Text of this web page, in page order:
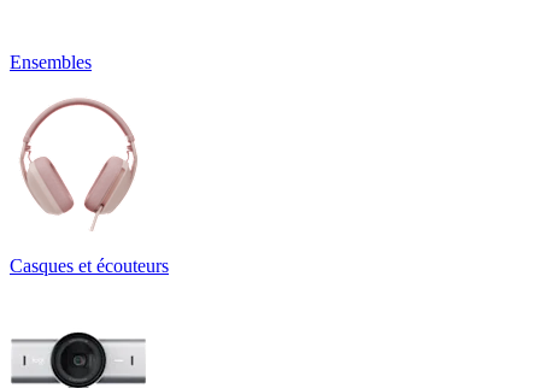
Ensembles
Casques et écouteurs